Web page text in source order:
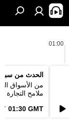
01:00
الحدث من
من الأسواق
ملامح التجارة
01:30 GMT
57